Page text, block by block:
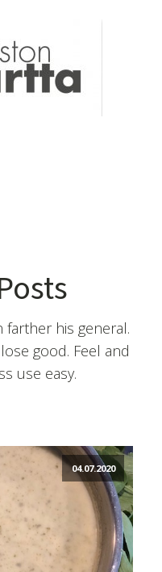
his general.
good. Feel and
use easy.
04.07.2020